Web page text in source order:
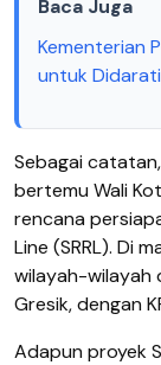
Baca Juga
Kementerian
untuk
Sebagai
bertemu Wali
rencana
Line (SRRL). Di
wilayah-wilayah
Gresik, dengan
Adapun proyek